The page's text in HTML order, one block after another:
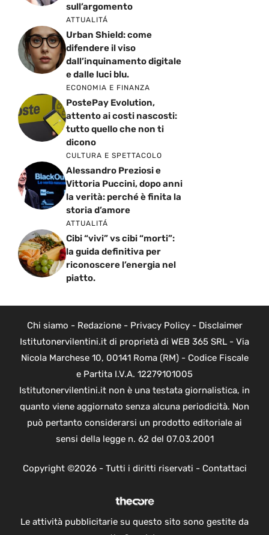
sull’argomento
ATTUALITÁ
Urban Shield: come
difendere il viso
dall’inquinamento digitale
e dalle luci blu.
ECONOMIA E FINANZA
PostePay Evolution,
attento ai costi nascosti:
tutto quello che non ti
dicono
CULTURA E SPETTACOLO
Alessandro Preziosi e
Vittoria Puccini, dopo anni
la verità: perché è finita la
storia d’amore
ATTUALITÁ
Cibi “vivi” vs cibi “morti”:
la guida definitiva per
riconoscere l’energia nel
piatto.
Chi siamo - Redazione- Privacy Policy- Disclaimer
Istitutonervilentini.it di proprietà di WEB 365 SRL - Via
Nicola Marchese 10, 00141 Roma (RM) - Codice Fiscale
e Partita I.V.A. 12279101005
Istitutonervilentini.it non è una testata giornalistica, in
quanto viene aggiornato senza alcuna periodicità. Non
può pertanto considerarsi un prodotto editoriale ai
sensi della legge n. 62 del 07.03.2001
Copyright ©2026 - Tutti i diritti riservati - Contattaci
Le attività pubblicitarie su questo sito sono gestite da